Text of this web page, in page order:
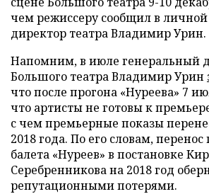
чем режиссеру сообщил в личной
директор театра Владимир Урин.
Напомним, в июле генеральный
Большого театра Владимир Урин
что после прогона «Нуреева» 7
что артисты не готовы к
с чем премьерные показы
2018 года. По его словам,
балета «Нуреев» в постановке
Серебренникова на 2018 год
репутационными потерями.